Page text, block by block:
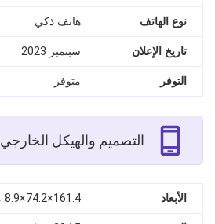
نوع الهاتف هاتف ذكي
تاريخ الإعلان سبتمبر 2023
التوفر متوفر
التصميم والهيكل الخارجي
الأبعاد 161.4×74.2×8.9 مم